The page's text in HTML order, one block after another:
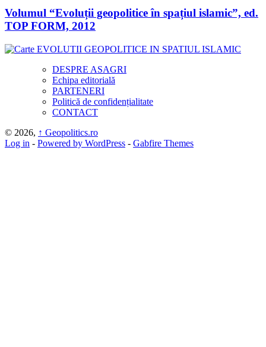
Volumul “Evoluții geopolitice în spațiul islamic”, ed.
TOP FORM, 2012
DESPRE ASAGRI
Echipa editorială
PARTENERI
Politică de confidențialitate
CONTACT
© 2026, ↑ Geopolitics.ro
Log in - Powered by WordPress - Gabfire Themes